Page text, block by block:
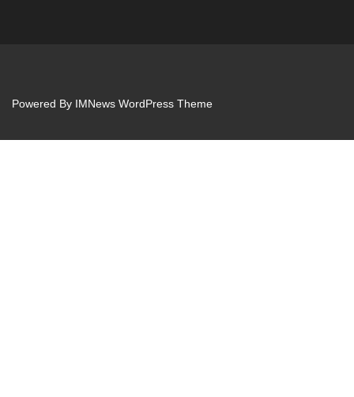
Powered By IMNews WordPress Theme